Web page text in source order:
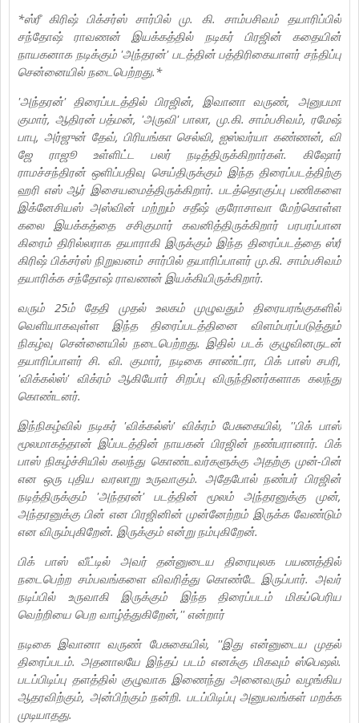
*ஸ்ரீ கிரிஷ் பிக்சர்ஸ் சார்பில் மு. கி. சாம்பசிவம் தயாரிப்பில்
சந்தோஷ் ராவணன் இயக்கத்தில் நடிகர் பிரஜின் கதையின்
நாயகனாக நடிக்கும் 'அந்தரன்' படத்தின் பத்திரிகையாளர் சந்திப்பு
சென்னையில் நடைபெற்றது.*
'அந்தரன்' திரைப்படத்தில் பிரஜின், இவானா வருண், அனுபமா
குமார், ஆதிரன் பத்மன், 'அருவி' பாலா, மு.கி. சாம்பசிவம், ரமேஷ்
பாபு, அர்ஜுன் தேவ், பிரியங்கா செல்வி, ஐஸ்வர்யா கண்ணன், வி
ஜே ராஜூ உள்ளிட்ட பலர் நடித்திருக்கிறார்கள். கிஷோர்
ராமச்சந்திரன் ஒளிப்பதிவு செய்திருக்கும் இந்த திரைப்படத்திற்கு
ஹரி எஸ் ஆர் இசையமைத்திருக்கிறார். படத்தொகுப்பு பணிகளை
இக்னேசியஸ் அஸ்வின் மற்றும் சதீஷ் குரோசாவா மேற்கொள்ள
கலை இயக்கத்தை சசிகுமார் கவனித்திருக்கிறார் பரபரப்பான
கிரைம் திரில்லராக தயாராகி இருக்கும் இந்த திரைப்படத்தை ஸ்ரீ
கிரிஷ் பிக்சர்ஸ் நிறுவனம் சார்பில் தயாரிப்பாளர் மு.கி. சாம்பசிவம்
தயாரிக்க சந்தோஷ் ராவணன் இயக்கியிருக்கிறார்.
வரும் 25ம் தேதி முதல் உலகம் முழுவதும் திரையரங்குகளில்
வெளியாகவுள்ள இந்த திரைப்படத்தினை விளம்பரப்படுத்தும்
நிகழ்வு சென்னையில் நடைபெற்றது. இதில் படக் குழுவினருடன்
தயாரிப்பாளர் சி. வி. குமார், நடிகை சாண்ட்ரா, பிக் பாஸ் சபரி,
'விக்கல்ஸ்' விக்ரம் ஆகியோர் சிறப்பு விருந்தினர்களாக கலந்து
கொண்டனர்.
இந்நிகழ்வில் நடிகர் 'விக்கல்ஸ்' விக்ரம் பேசுகையில், ''பிக் பாஸ்
மூலமாகத்தான் இப்படத்தின் நாயகன் பிரஜின் நண்பரானார். பிக்
பாஸ் நிகழ்ச்சியில் கலந்து கொண்டவர்களுக்கு அதற்கு முன்-பின்
என ஒரு புதிய வரலாறு உருவாகும். அதேபோல் நண்பர் பிரஜின்
நடித்திருக்கும் 'அந்தரன்' படத்தின் மூலம் அந்தரனுக்கு முன்,
அந்தரனுக்கு பின் என பிரஜினின் முன்னேற்றம் இருக்க வேண்டும்
என விரும்புகிறேன். இருக்கும் என்று நம்புகிறேன்.
பிக் பாஸ் வீட்டில் அவர் தன்னுடைய திரையுலக பயணத்தில்
நடைபெற்ற சம்பவங்களை விவரித்து கொண்டே இருப்பார். அவர்
நடிப்பில் உருவாகி இருக்கும் இந்த திரைப்படம் மிகப்பெரிய
வெற்றியை பெற வாழ்த்துகிறேன்,'' என்றார்
நடிகை இவானா வருண் பேசுகையில், ''இது என்னுடைய முதல்
திரைப்படம். அதனாலயே இந்தப் படம் எனக்கு மிகவும் ஸ்பெஷல்.
படப்பிடிப்பு தளத்தில் குழுவாக இணைந்து அனைவரும் வழங்கிய
ஆதரவிற்கும், அன்பிற்கும் நன்றி. படப்பிடிப்பு அனுபவங்கள் மறக்க
முடியாதது.